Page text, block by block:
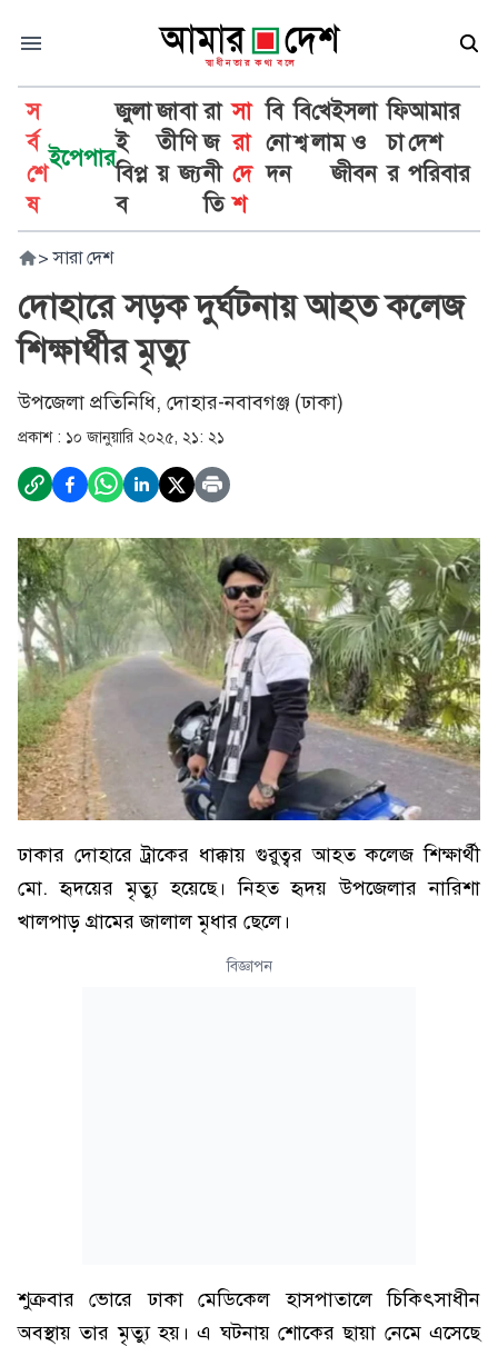
স
র্ব
শে
ষ
ইপেপার
জুলা
ই
বিপ্ল
ব
জা
তী
য়
বা
ণি
জ্য
রা
জ
নী
তি
সা
রা
দে
শ
বি
নো
দন
বি
শ্ব
খে
লা
ইসলা
ম ও
জীবন
ফি
চা
র
আমার
দেশ
পরিবার
> সারা দেশ
দোহারে সড়ক দুর্ঘটনায় আহত কলেজ
শিক্ষার্থীর মৃত্যু
উপজেলা প্রতিনিধি, দোহার-নবাবগঞ্জ (ঢাকা)
প্রকাশ : ১০ জানুয়ারি ২০২৫, ২১: ২১
ঢাকার দোহারে ট্রাকের ধাক্কায় গুরুত্বর আহত কলেজ শিক্ষার্থী
মো. হৃদয়ের মৃত্যু হয়েছে। নিহত হৃদয় উপজেলার নারিশা
খালপাড় গ্রামের জালাল মৃধার ছেলে।
বিজ্ঞাপন
শুক্রবার ভোরে ঢাকা মেডিকেল হাসপাতালে চিকিৎসাধীন
অবস্থায় তার মৃত্যু হয়। এ ঘটনায় শোকের ছায়া নেমে এসেছে